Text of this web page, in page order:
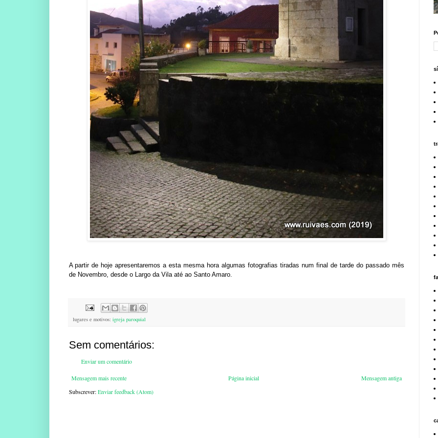
A partir de hoje apresentaremos a esta mesma hora algumas fotografias tiradas num final de tarde do passado mês
de Novembro, desde o Largo da Vila até ao Santo Amaro.
lugares e motivos: igreja paroquial
Sem comentários:
Enviar um comentário
Mensagem mais recente Mensagem antiga
Página inicial
Subscrever:Enviar feedback (Atom)